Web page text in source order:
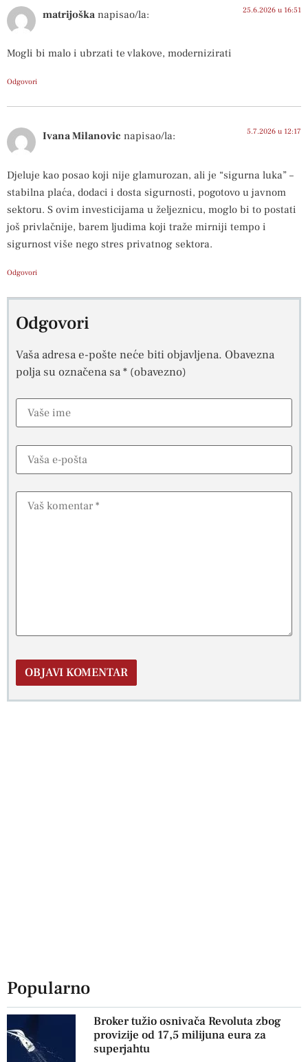
matrijoška napisao/la: 25.6.2026 u 16:51
Mogli bi malo i ubrzati te vlakove, modernizirati
Odgovori
Ivana Milanovic napisao/la: 5.7.2026 u 12:17
Djeluje kao posao koji nije glamurozan, ali je “sigurna luka” –
stabilna plaća, dodaci i dosta sigurnosti, pogotovo u javnom
sektoru. S ovim investicijama u željeznicu, moglo bi to postati
još privlačnije, barem ljudima koji traže mirniji tempo i
sigurnost više nego stres privatnog sektora.
Odgovori
Odgovori
Vaša adresa e-pošte neće biti objavljena. Obavezna
polja su označena sa* (obavezno)
Popularno
Broker tužio osnivača Revoluta zbog
provizije od 17,5 milijuna eura za
superjahtu